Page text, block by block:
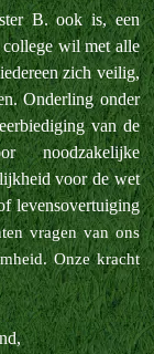
B. ook is, een
wil met alle
zich veilig,
Onderling onder
van de
noodzakelijke
voor de wet
levensovertuiging
vragen van ons
Onze kracht